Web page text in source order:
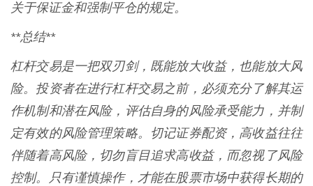
关于保证金和强制平仓的规定。
**总结**
杠杆交易是一把双刃剑，既能放大收益，也能放大风
险。投资者在进行杠杆交易之前，必须充分了解其运
作机制和潜在风险，评估自身的风险承受能力，并制
定有效的风险管理策略。切记证券配资，高收益往往
伴随着高风险，切勿盲目追求高收益，而忽视了风险
控制。只有谨慎操作，才能在股票市场中获得长期的